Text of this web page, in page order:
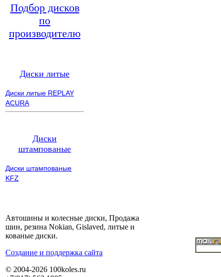
Подбор дисков
по
производителю
Диски литые
Диски литые REPLAY
ACURA
Диски
штампованые
Диски штампованые
KFZ
Автошины и колесные диски, Продажа
шин, резина Nokian, Gislaved, литые и
кованые диски.
Cоздание и поддержка сайта
© 2004-2026 100koles.ru